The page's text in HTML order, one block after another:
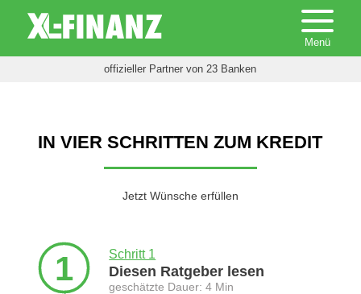
offizieller Partner von 23 Banken
IN VIER SCHRITTEN ZUM KREDIT
Jetzt Wünsche erfüllen
1 Schritt 1
Diesen Ratgeber lesen
geschätzte Dauer: 4 Min